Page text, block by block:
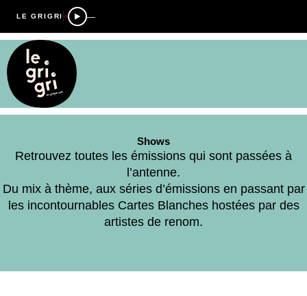
LE GRIGRI —
Shows
Retrouvez toutes les émissions qui sont passées à
l’antenne.
Du mix à thème, aux séries d’émissions en passant par
les incontournables Cartes Blanches hostées par des
artistes de renom.